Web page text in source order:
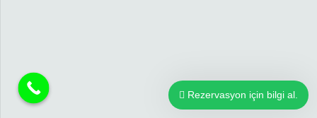
Rezervasyon için bilgi al.